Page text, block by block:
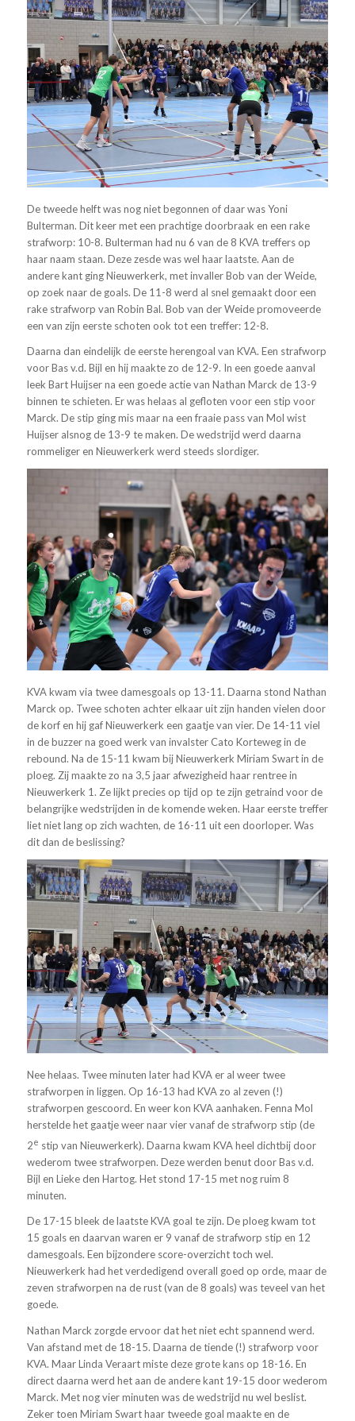
De tweede helft was nog niet begonnen of daar was Yoni
Bulterman. Dit keer met een prachtige doorbraak en een rake
strafworp: 10-8. Bulterman had nu 6 van de 8 KVA treffers op
haar naam staan. Deze zesde was wel haar laatste. Aan de
andere kant ging Nieuwerkerk, met invaller Bob van der Weide,
op zoek naar de goals. De 11-8 werd al snel gemaakt door een
rake strafworp van Robin Bal. Bob van der Weide promoveerde
een van zijn eerste schoten ook tot een treffer: 12-8.
Daarna dan eindelijk de eerste herengoal van KVA. Een strafworp
voor Bas v.d. Bijl en hij maakte zo de 12-9. In een goede aanval
leek Bart Huijser na een goede actie van Nathan Marck de 13-9
binnen te schieten. Er was helaas al gefloten voor een stip voor
Marck. De stip ging mis maar na een fraaie pass van Mol wist
Huijser alsnog de 13-9 te maken. De wedstrijd werd daarna
rommeliger en Nieuwerkerk werd steeds slordiger.
KVA kwam via twee damesgoals op 13-11. Daarna stond Nathan
Marck op. Twee schoten achter elkaar uit zijn handen vielen door
de korf en hij gaf Nieuwerkerk een gaatje van vier. De 14-11 viel
in de buzzer na goed werk van invalster Cato Korteweg in de
rebound. Na de 15-11 kwam bij Nieuwerkerk Miriam Swart in de
ploeg. Zij maakte zo na 3,5 jaar afwezigheid haar rentree in
Nieuwerkerk 1. Ze lijkt precies op tijd op te zijn getraind voor de
belangrijke wedstrijden in de komende weken. Haar eerste treffer
liet niet lang op zich wachten, de 16-11 uit een doorloper. Was
dit dan de beslissing?
Nee helaas. Twee minuten later had KVA er al weer twee
strafworpen in liggen. Op 16-13 had KVA zo al zeven (!)
strafworpen gescoord. En weer kon KVA aanhaken. Fenna Mol
herstelde het gaatje weer naar vier vanaf de strafworp stip (de
2e stip van Nieuwerkerk). Daarna kwam KVA heel dichtbij door
wederom twee strafworpen. Deze werden benut door Bas v.d.
Bijl en Lieke den Hartog. Het stond 17-15 met nog ruim 8
minuten.
De 17-15 bleek de laatste KVA goal te zijn. De ploeg kwam tot
15 goals en daarvan waren er 9 vanaf de strafworp stip en 12
damesgoals. Een bijzondere score-overzicht toch wel.
Nieuwerkerk had het verdedigend overall goed op orde, maar de
zeven strafworpen na de rust (van de 8 goals) was teveel van het
goede.
Nathan Marck zorgde ervoor dat het niet echt spannend werd.
Van afstand met de 18-15. Daarna de tiende (!) strafworp voor
KVA. Maar Linda Veraart miste deze grote kans op 18-16. En
direct daarna werd het aan de andere kant 19-15 door wederom
Marck. Met nog vier minuten was de wedstrijd nu wel beslist.
Zeker toen Miriam Swart haar tweede goal maakte en de